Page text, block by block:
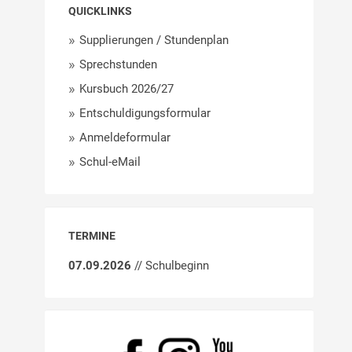
QUICKLINKS
Supplierungen / Stundenplan
Sprechstunden
Kursbuch 2026/27
Entschuldigungsformular
Anmeldeformular
Schul-eMail
TERMINE
07.09.2026 // Schulbeginn